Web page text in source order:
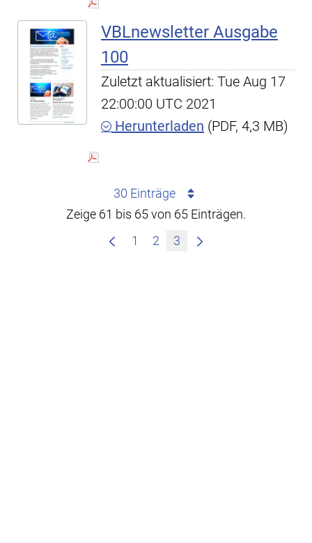
VBLnewsletter Ausgabe
100
Zuletzt aktualisiert: Tue Aug 17
22:00:00 UTC 2021
Herunterladen (PDF, 4,3 MB)
30 Einträge
Zeige 61 bis 65 von 65 Einträgen.
1
2 3